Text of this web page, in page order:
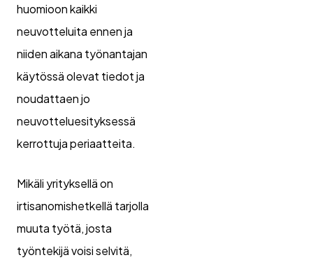
huomioon kaikki
neuvotteluita ennen ja
niiden aikana työnantajan
käytössä olevat tiedot ja
noudattaen jo
neuvotteluesityksessä
kerrottuja periaatteita.
Mikäli yrityksellä on
irtisanomishetkellä tarjolla
muuta työtä, josta
työntekijä voisi selvitä,